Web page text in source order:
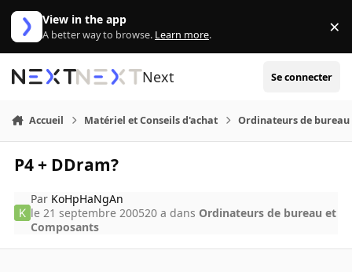
Aller au contenu
View in the app
A better way to browse. Learn more. ×
Next Se connecter
Accueil Matériel et Conseils d'achat Ordinateurs de bureau
P4 + DDram?
Par KoHpHaNgAn
le 21 septembre 200520 a dans Ordinateurs de bureau et
Composants